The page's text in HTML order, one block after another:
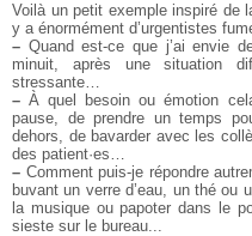
Voilà un petit exemple inspiré de
y a énormément d’urgentistes
– Quand est-ce que j’ai envie
minuit, après une situation
stressante…
– À quel besoin ou émotion
pause, de prendre un temps
dehors, de bavarder avec les
des patient·es…
– Comment puis-je répondre
buvant un verre d’eau, un thé ou
la musique ou papoter dans le
sieste sur le bureau...